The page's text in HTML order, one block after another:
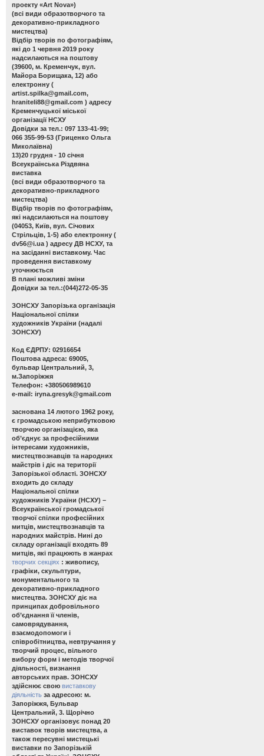
проекту «Art Nova»)
(всі види образотворчого та
декоративно-прикладного
мистецтва)
Відбір творів по фотографіям,
які до 1 червня 2019 року
надсилаються на поштову
(39600, м. Кременчук, вул.
Майора Борищака, 12) або
електронну (
artist.spilka@gmail.com,
hraniteli88@gmail.com ) адресу
Кременчуцької міської
організації НСХУ
Довідки за тел.: 097 133-41-99;
066 355-99-53 (Гриценко Ольга
Миколаївна)
13)20 грудня - 10 січня
Всеукраїнська Різдвяна
виставка
(всі види образотворчого та
декоративно-прикладного
мистецтва)
Відбір творів по фотографіям,
які надсилаються на поштову
(04053, Київ, вул. Січових
Стрільців, 1-5) або електронну (
dv56@i.ua ) адресу ДВ НСХУ, та
на засіданні виставкому. Час
проведення виставкому
уточнюється
В плані можливі зміни
Довідки за тел.:(044)272-05-35
ЗОНСХУ Запорізька організація
Національної спілки
художників України (надалі
ЗОНСХУ)
Код ЄДРПУ: 02916654
Поштова адреса: 69005,
бульвар Центральний, 3,
м.Запоріжжя
Телефон: +380506989610
e-mail: iryna.gresyk@gmail.com
заснована 14 лютого 1962 року,
є громадською неприбутковою
творчою організацією, яка
об’єднує за професійними
інтересами художників,
мистецтвознавців та народних
майстрів і діє на території
Запорізької області. ЗОНСХУ
входить до складу
Національної спілки
художників України (НСХУ) –
Всеукраїнської громадської
творчої спілки професійних
митців, мистецтвознавців та
народних майстрів. Нині до
складу організації входять 89
митців, які працюють в жанрах
творчих секціях : живопису,
графіки, скульптури,
монументального та
декоративно-прикладного
мистецтва. ЗОНСХУ діє на
принципах добровільного
об’єднання її членів,
самоврядування,
взаємодопомоги і
співробітництва, невтручання у
творчий процес, вільного
вибору форм і методів творчої
діяльності, визнання
авторських прав. ЗОНСХУ
здійснює свою виставкову
діяльність за адресою: м.
Запоріжжя, Бульвар
Центральний, 3. Щорічно
ЗОНСХУ організовує понад 20
виставок творів мистецтва, а
також пересувні мистецькі
виставки по Запорізькій